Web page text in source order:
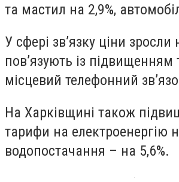
та мастил на 2,9%,
У сфері зв’язку ціни зросли
пов’язують із підвищенням
місцевий телефонний
На Харківщині також
тарифи на електроенергію
водопостачання – на 5,6%.